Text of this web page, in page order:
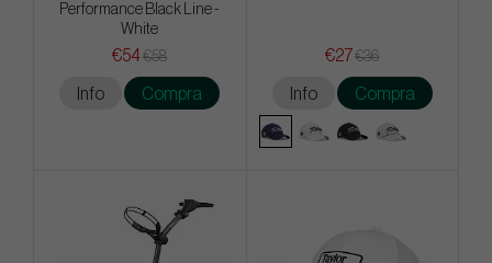
Performance Black Line -
White
€54€58
Info Compra
€27€36
Info Compra